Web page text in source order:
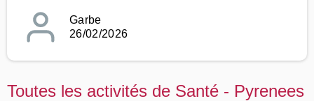
Garbe
26/02/2026
Toutes les activités de Santé - Pyrenees